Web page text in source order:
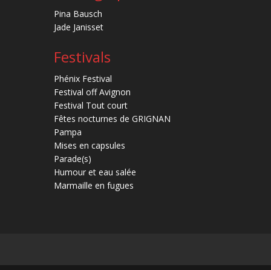
Pina Bausch
Jade Janisset
Festivals
Phénix Festival
Festival off Avignon
Festival Tout court
Fêtes nocturnes de GRIGNAN
Pampa
Mises en capsules
Parade(s)
Humour et eau salée
Marmaille en fugues